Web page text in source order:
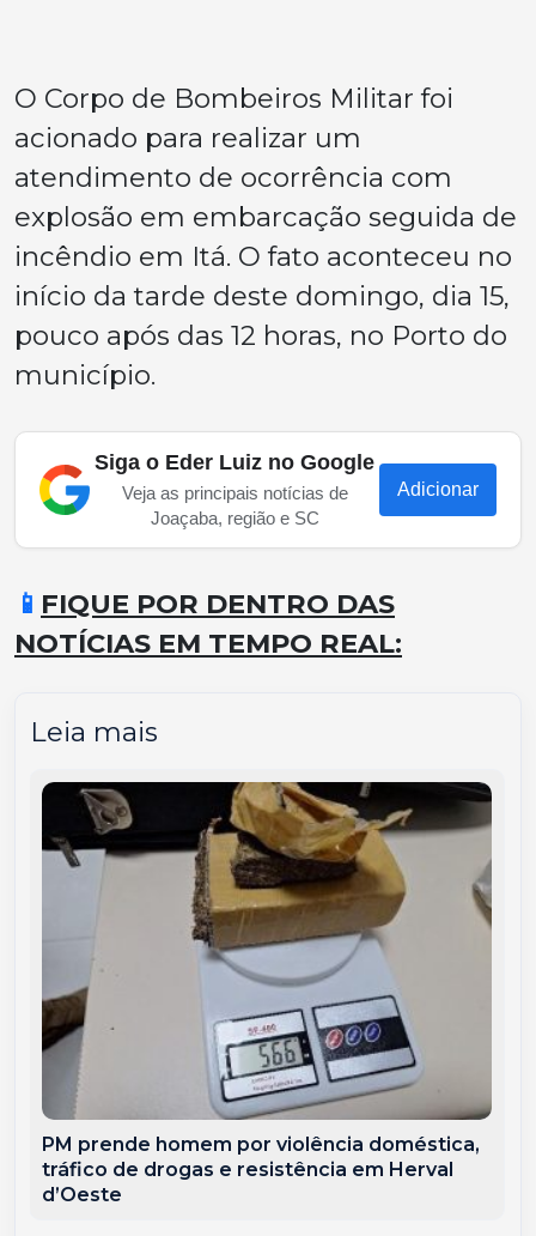
O Corpo de Bombeiros Militar foi
acionado para realizar um
atendimento de ocorrência com
explosão em embarcação seguida de
incêndio em Itá. O fato aconteceu no
início da tarde deste domingo, dia 15,
pouco após das 12 horas, no Porto do
município.
Siga o Eder Luiz no Google
Veja as principais notícias de
Joaçaba, região e SC
Adicionar
📱 FIQUE POR DENTRO DAS
NOTÍCIAS EM TEMPO REAL:
Leia mais
PM prende homem por violência doméstica,
tráfico de drogas e resistência em Herval
d’Oeste